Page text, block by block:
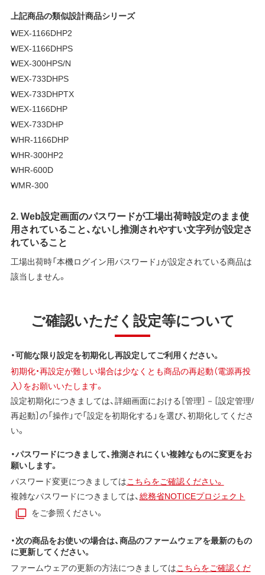
上記商品の類似設計商品シリーズ
WEX-1166DHP2
WEX-1166DHPS
WEX-300HPS/N
WEX-733DHPS
WEX-733DHPTX
WEX-1166DHP
WEX-733DHP
WHR-1166DHP
WHR-300HP2
WHR-600D
WMR-300
2. Web設定画面のパスワードが工場出荷時設定のまま使
用されていること、ないし推測されやすい文字列が設定さ
れていること
工場出荷時「本機ログイン用パスワード」が設定されている商品は
該当しません。
ご確認いただく設定等について
・可能な限り設定を初期化し再設定してご利用ください。
初期化・再設定が難しい場合は少なくとも商品の再起動（電源再投
入）をお願いいたします。
設定初期化につきましては、詳細画面における［管理］－［設定管理/
再起動］の「操作」で「設定を初期化する」を選び、初期化してくださ
い。
・パスワードにつきまして、推測されにくい複雑なものに変更をお
願いします。
パスワード変更につきましてはこちらをご確認ください。
複雑なパスワードにつきましては、 総務省NOTICEプロジェクト
をご参照ください。
・次の商品をお使いの場合は、商品のファームウェアを最新のもの
に更新してください。
ファームウェアの更新の方法につきましてはこちらをご確認くだ